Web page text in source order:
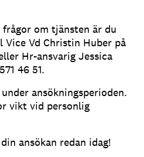
om tjänsten är du
Vd Christin Huber på
Hr-ansvarig Jessica
46 51.
ansökningsperioden.
vikt vid personlig
ansökan redan idag!